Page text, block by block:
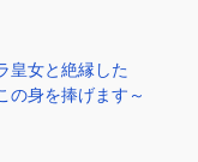
皇女と絶縁した
の身を捧げます～